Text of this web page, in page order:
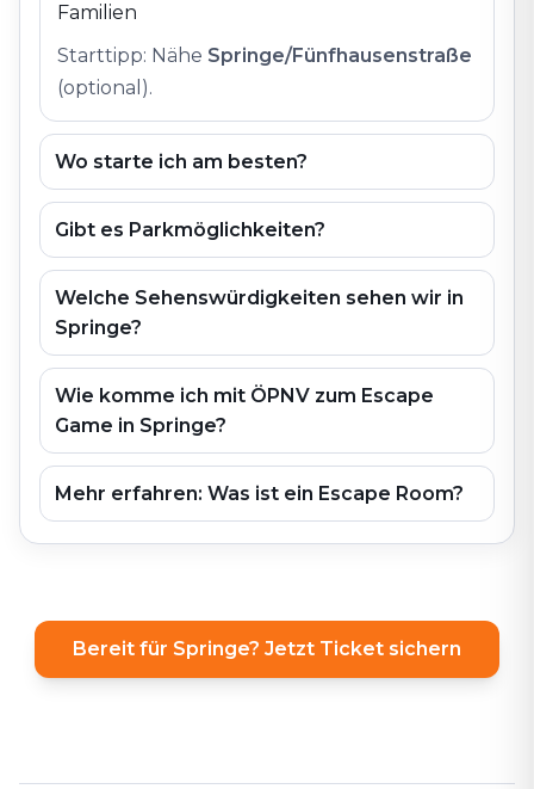
Familien
Starttipp: Nähe Springe/Fünfhausenstraße
(optional).
Wo starte ich am besten?
Gibt es Parkmöglichkeiten?
Welche Sehenswürdigkeiten sehen wir in
Springe?
Wie komme ich mit ÖPNV zum Escape
Game in Springe?
Mehr erfahren: Was ist ein Escape Room?
Bereit für Springe? Jetzt Ticket sichern